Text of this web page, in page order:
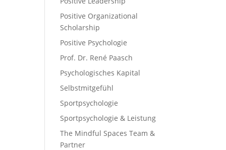
Positive Organizational
Scholarship
Positive Psychologie
Prof. Dr. René Paasch
Psychologisches Kapital
Selbstmitgefühl
Sportpsychologie
Sportpsychologie & Leistung
The Mindful Spaces Team &
Partner